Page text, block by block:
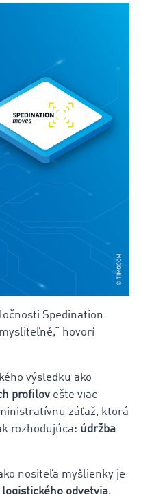
Spedination
hovorí
výsledku ako
profilov ešte viac
záťaž, ktorá
rozhodujúca: údržba
nositeľa myšlienky je